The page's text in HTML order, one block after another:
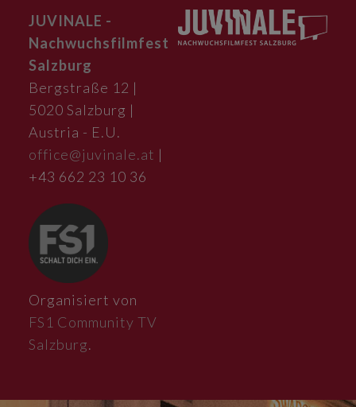
JUVINALE -
Nachwuchsfilmfest
Salzburg
Bergstraße 12 |
5020 Salzburg |
Austria - E.U.
office@juvinale.at |
+43 662 23 10 36
Organisiert von
FS1 Community TV
Salzburg.